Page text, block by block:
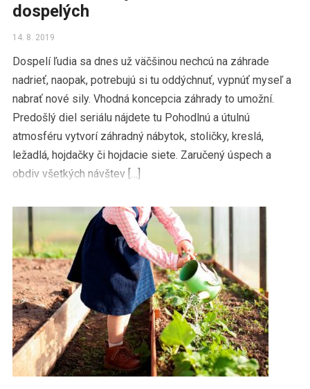
dospelých
14. 8. 2019
Dospelí ľudia sa dnes už väčšinou nechcú na záhrade
nadrieť, naopak, potrebujú si tu oddýchnuť, vypnúť myseľ a
nabrať nové sily. Vhodná koncepcia záhrady to umožní.
Predošlý diel seriálu nájdete tu Pohodlnú a útulnú
atmosféru vytvorí záhradný nábytok, stoličky, kreslá,
ležadlá, hojdačky či hojdacie siete. Zaručený úspech a
obdiv všetkých návštev […]